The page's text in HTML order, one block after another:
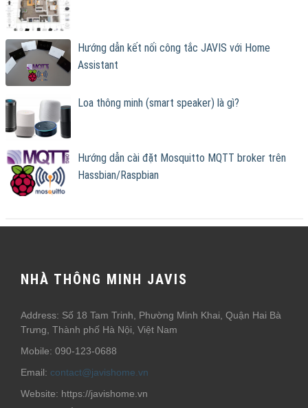
Hướng dẫn kết nối công tắc JAVIS với Home
Assistant
Loa thông minh (smart speaker) là gì?
Hướng dẫn cài đặt Mosquitto MQTT broker trên
Hassbian/Raspbian
NHÀ THÔNG MINH JAVIS
Address: Số 18 Tam Trinh, Phường Minh Khai, Quận Hai Bà
Trưng, Thành phố Hà Nội, Việt Nam
Mobile: 090-123-0688
Email: contact@javishome.vn
Website: https://javishome.vn